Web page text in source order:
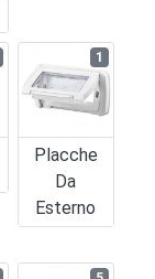
Placche
Da
Esterno
1